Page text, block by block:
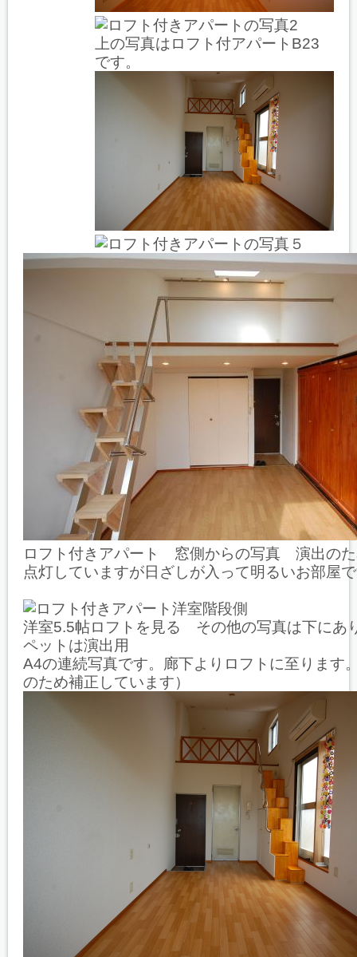
上の写真はロフト付アパートB23
です。
ロフト付きアパート 窓側からの写真 演出のた
点灯していますが日ざしが入って明るいお部屋
洋室5.5帖ロフトを見る その他の写真は下にあ
ペットは演出用
A4の連続写真です。廊下よりロフトに至ります
のため補正しています）